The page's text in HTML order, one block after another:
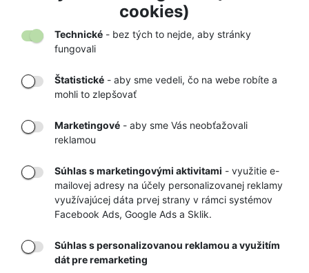
cookies)
Technické - bez tých to nejde, aby stránky
fungovali
Štatistické - aby sme vedeli, čo na webe robíte a
mohli to zlepšovať
Marketingové - aby sme Vás neobťažovali
reklamou
Súhlas s marketingovými aktivitami - využitie e-
mailovej adresy na účely personalizovanej reklamy
využívajúcej dáta prvej strany v rámci systémov
Facebook Ads, Google Ads a Sklik.
Súhlas s personalizovanou reklamou a využitím
dát pre remarketing
7,50 € 7,90 €
TOVARU AŽ K
VÁM DOMOV
OBCHOD
RÝCHLE
DORUČENIE
GARANCIA
NAJNIŽŠÍCH CIEN